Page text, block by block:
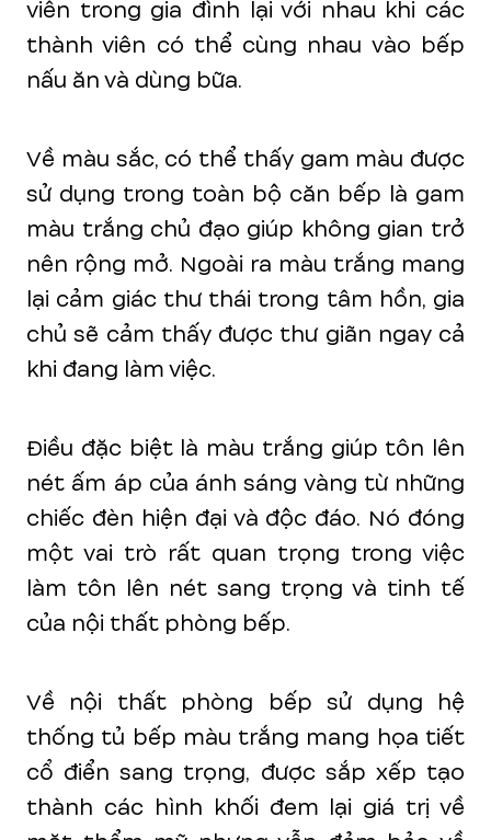
viên trong gia đình lại với nhau khi các
thành viên có thể cùng nhau vào bếp
nấu ăn và dùng bữa.
Về màu sắc, có thể thấy gam màu được
sử dụng trong toàn bộ căn bếp là gam
màu trắng chủ đạo giúp không gian trở
nên rộng mở. Ngoài ra màu trắng mang
lại cảm giác thư thái trong tâm hồn, gia
chủ sẽ cảm thấy được thư giãn ngay cả
khi đang làm việc.
Điều đặc biệt là màu trắng giúp tôn lên
nét ấm áp của ánh sáng vàng từ những
chiếc đèn hiện đại và độc đáo. Nó đóng
một vai trò rất quan trọng trong việc
làm tôn lên nét sang trọng và tinh tế
của nội thất phòng bếp.
Về nội thất phòng bếp sử dụng hệ
thống tủ bếp màu trắng mang họa tiết
cổ điển sang trọng, được sắp xếp tạo
thành các hình khối đem lại giá trị về